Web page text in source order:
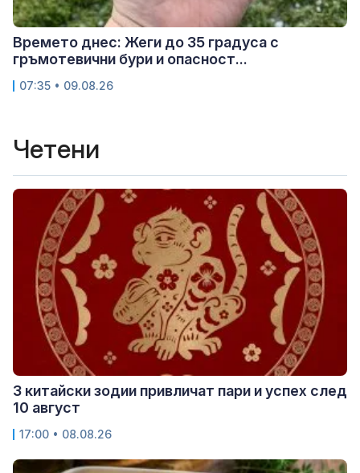
Времето днес: Жеги до 35 градуса с
гръмотевични бури и опасност...
07:35 • 09.08.26
Четени
3 китайски зодии привличат пари и успех след
10 август
17:00 • 08.08.26